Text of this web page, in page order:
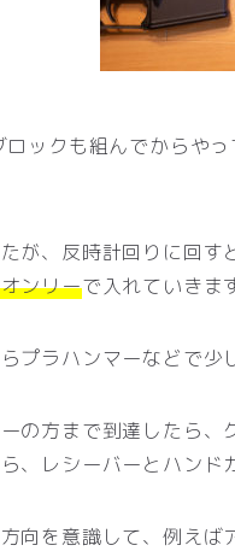
ロックも組んでからや
が、反時計回りに回す
ンリーで入れていきま
プラハンマーなどで少
の方まで到達したら
、レシーバーとハンド
向を意識して、例え